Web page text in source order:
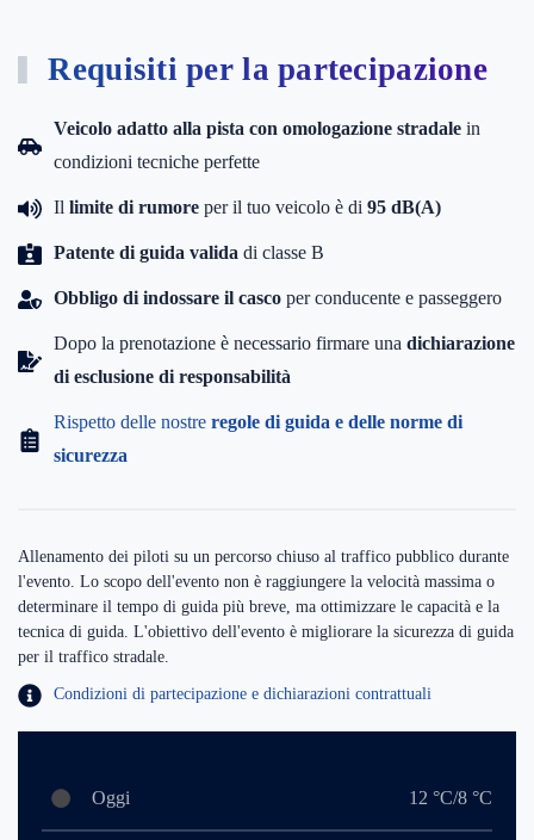
Requisiti per la partecipazione
Veicolo adatto alla pista con omologazione stradale in
condizioni tecniche perfette
Il limite di rumore per il tuo veicolo è di 95 dB(A)
Patente di guida valida di classe B
Obbligo di indossare il casco per conducente e passeggero
Dopo la prenotazione è necessario firmare una dichiarazione
di esclusione di responsabilità
Rispetto delle nostre regole di guida e delle norme di
sicurezza
Allenamento dei piloti su un percorso chiuso al traffico pubblico durante
l'evento. Lo scopo dell'evento non è raggiungere la velocità massima o
determinare il tempo di guida più breve, ma ottimizzare le capacità e la
tecnica di guida. L'obiettivo dell'evento è migliorare la sicurezza di guida
per il traffico stradale.
Condizioni di partecipazione e dichiarazioni contrattuali
Oggi 12 °C/8 °C